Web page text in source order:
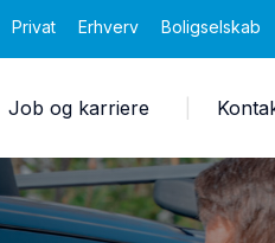
Privat Erhverv Boligselskab
Job og karriere